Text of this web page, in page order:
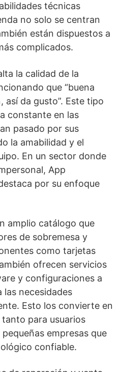
técnicas
no solo se centran
están dispuestos a
complicados.
la calidad de la
que “buena
da gusto”. Este tipo
constante en las
pasado por sus
la amabilidad y el
En un sector donde
App
por su enfoque
amplio catálogo que
de sobremesa y
como tarjetas
ofrecen servicios
y configuraciones a
las necesidades
Esto los convierte en
para usuarios
empresas que
confiable.